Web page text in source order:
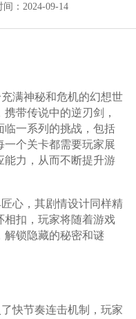
间：2024-09-14
满神秘和危机的幻想世
带传说中的逆刃剑，
临一系列的挑战，包括
一个关卡都需要玩家展
能力，从而不断提升游
心，其剧情设计同样精
相扣，玩家将随着游戏
解锁隐藏的秘密和谜
快节奏连击机制，玩家